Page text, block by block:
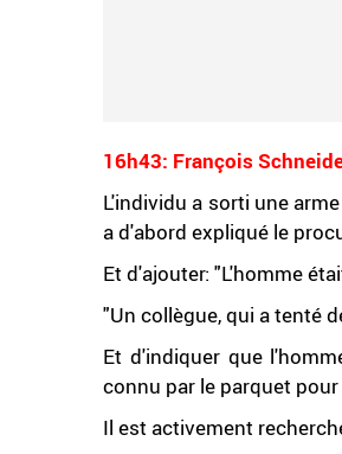
16h43: François
L'individu a sorti une
a d'abord expliqué le
Et d'ajouter: "L'homme
"Un collègue, qui a tenté
Et d'indiquer que
connu par le parquet
Il est activement